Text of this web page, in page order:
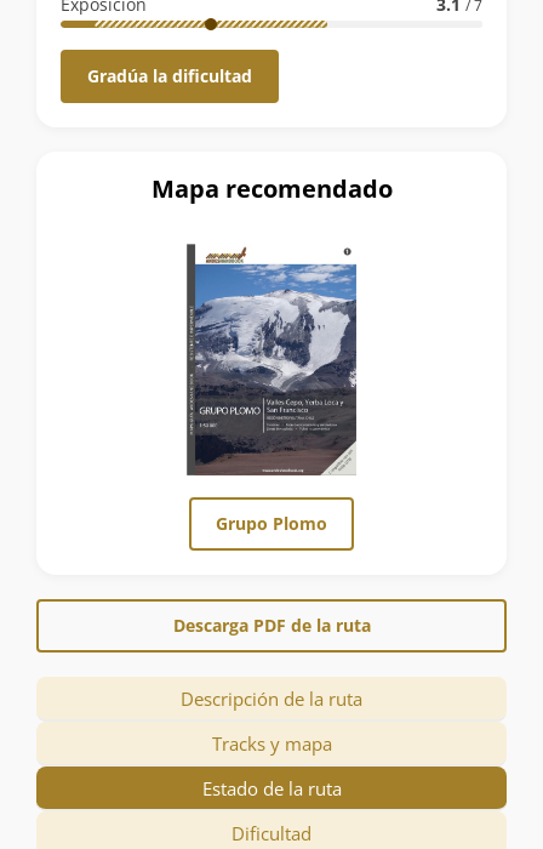
/ 7
Gradúa la dificultad
Mapa recomendado
Grupo Plomo
Descarga PDF de la ruta
Descripción de la ruta
Tracks y mapa
Estado de la ruta
Dificultad